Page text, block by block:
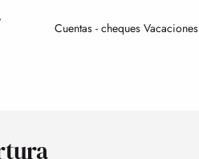
Cuentas - cheques Vacaciones